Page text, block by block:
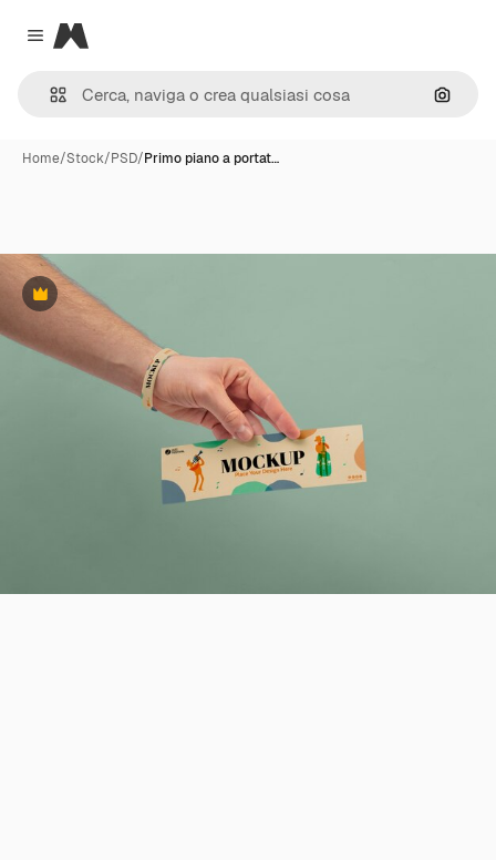
Close menu
Magnific
Cerca
Home/Stock/PSD/Primo piano a portat…
Premium